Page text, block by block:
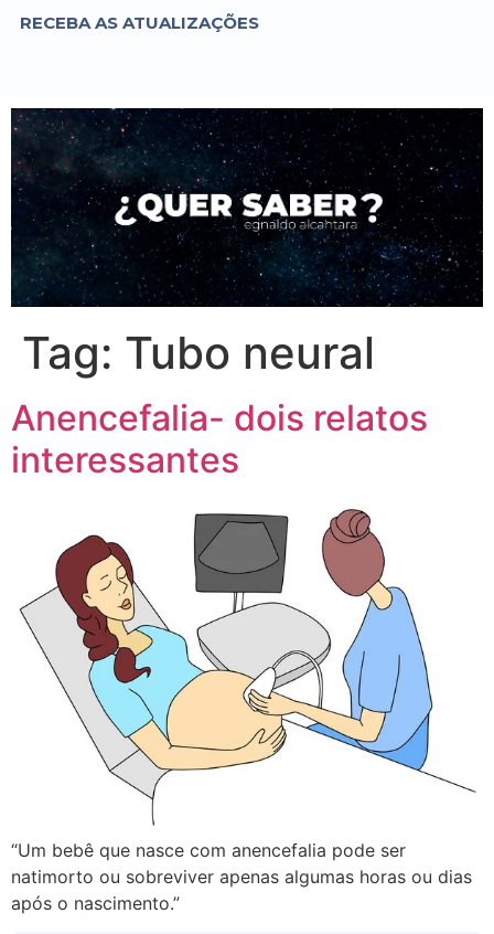
RECEBA AS ATUALIZAÇÕES
Tag: Tubo neural
Anencefalia- dois relatos
interessantes
“Um bebê que nasce com anencefalia pode ser
natimorto ou sobreviver apenas algumas horas ou dias
após o nascimento.”